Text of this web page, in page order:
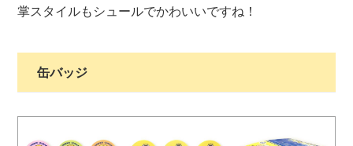
掌スタイルもシュールでかわいいですね！
缶バッジ